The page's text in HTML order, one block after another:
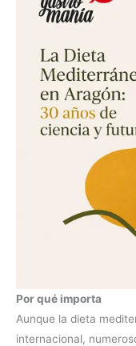
Por qué importa
Aunque la dieta
internacional,